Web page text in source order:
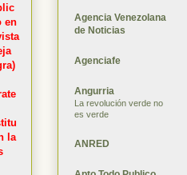
en
la
Agencia Venezolana
de Noticias
Agenciafe
Angurria
La revolución verde no
es verde
ANRED